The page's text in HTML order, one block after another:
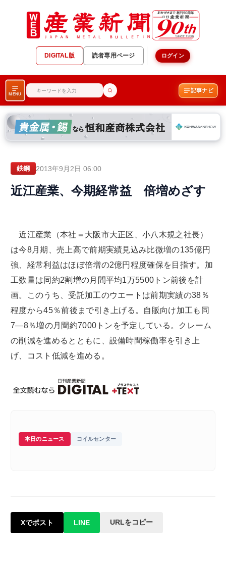
DIGITAL版 読者専用ページ ログイン
MENU
記事ナビ
鉄鋼 2013年9月2日 06:00
近江産業、今期経常益 倍増めざす
近江産業（本社＝大阪市大正区、小八木規之社長）
は今8月期、売上高で前期実績見込み比微増の135億円
強、経常利益はほぼ倍増の2億円程度確保を目指す。加
工数量は同約2割増の月間平均1万5500トン前後を計
画。このうち、受託加工のウエートは前期実績の38％
程度から45％前後まで引き上げる。自販向け加工も同
7―8％増の月間約7000トンを予定している。クレーム
の削減を進めるとともに、設備時間稼働率を引き上
げ、コスト低減を進める。
本日のニュース コイルセンター
Xでポスト LINE URLをコピー